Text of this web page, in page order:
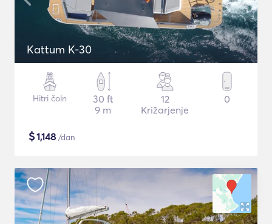
Kattum K-30
Hitri čoln
30 ft
9 m
12
Križarjenje
0
$1,148 /dan